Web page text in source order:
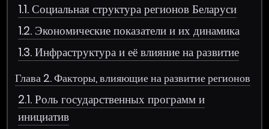
1.1. Социальная структура регионов Беларуси
1.2. Экономические показатели и их динамика
1.3. Инфраструктура и её влияние на развитие
Глава 2. Факторы, влияющие на развитие регионов
2.1. Роль государственных программ и
инициатив